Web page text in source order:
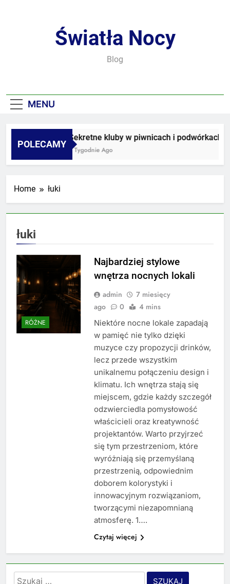
Światła Nocy
Blog
MENU
POLECAMY
Sekretne kluby w piwnicach i podwórkach
3 Tygodnie Ago
Home łuki
łuki
RÓŻNE
Najbardziej stylowe
wnętrza nocnych lokali
admin
7 miesięcy
ago
0 4 mins
Niektóre nocne lokale zapadają
w pamięć nie tylko dzięki
muzyce czy propozycji drinków,
lecz przede wszystkim
unikalnemu połączeniu design i
klimatu. Ich wnętrza stają się
miejscem, gdzie każdy szczegół
odzwierciedla pomysłowość
właścicieli oraz kreatywność
projektantów. Warto przyjrzeć
się tym przestrzeniom, które
wyróżniają się przemyślaną
przestrzenią, odpowiednim
doborem kolorystyki i
innowacyjnym rozwiązaniom,
tworzącymi niezapomnianą
atmosferę. 1….
Czytaj więcej
Szukaj: